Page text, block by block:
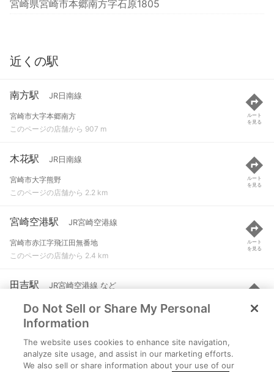
宮崎県宮崎市本郷南方字石原1805
近くの駅
南方駅 JR日南線
宮崎市大字本郷南方
このページの店舗から 907 m
ルート
を見る
木花駅 JR日南線
宮崎市大字熊野
このページの店舗から 2.2 km
ルート
を見る
宮崎空港駅 JR宮崎空港線
宮崎市赤江字飛江田無番地
このページの店舗から 2.4 km
ルート
を見る
田吉駅 JR宮崎空港線 など
宮崎市田吉字赤江３１０-２
このページの店舗から 3 km
ルート
を見る
運動公園駅
宮崎市大字熊野
Do Not Sell or Share My Personal
Information
The website uses cookies to enhance site navigation,
analyze site usage, and assist in our marketing efforts.
We also sell or share information about your use of our